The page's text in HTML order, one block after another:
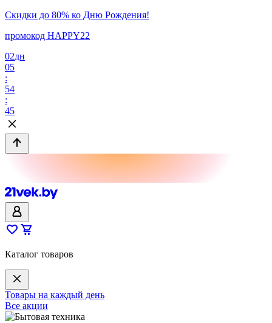
Скидки до 80% ко Дню Рождения!
промокод HAPPY22
02дн
05
:
54
:
45
Каталог товаров
Товары на каждый день
Все акции